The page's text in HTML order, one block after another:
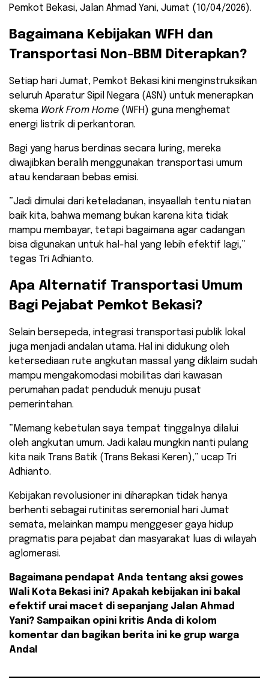
Pemkot Bekasi, Jalan Ahmad Yani, Jumat (10/04/2026).
​Bagaimana Kebijakan WFH dan
Transportasi Non-BBM Diterapkan?
​Setiap hari Jumat, Pemkot Bekasi kini menginstruksikan
seluruh Aparatur Sipil Negara (ASN) untuk menerapkan
skema Work From Home (WFH) guna menghemat
energi listrik di perkantoran.
Bagi yang harus berdinas secara luring, mereka
diwajibkan beralih menggunakan transportasi umum
atau kendaraan bebas emisi.
​”Jadi dimulai dari keteladanan, insyaallah tentu niatan
baik kita, bahwa memang bukan karena kita tidak
mampu membayar, tetapi bagaimana agar cadangan
bisa digunakan untuk hal-hal yang lebih efektif lagi,”
tegas Tri Adhianto.
​Apa Alternatif Transportasi Umum
Bagi Pejabat Pemkot Bekasi?
​Selain bersepeda, integrasi transportasi publik lokal
juga menjadi andalan utama. Hal ini didukung oleh
ketersediaan rute angkutan massal yang diklaim sudah
mampu mengakomodasi mobilitas dari kawasan
perumahan padat penduduk menuju pusat
pemerintahan.
​”Memang kebetulan saya tempat tinggalnya dilalui
oleh angkutan umum. Jadi kalau mungkin nanti pulang
kita naik Trans Batik (Trans Bekasi Keren),” ucap Tri
Adhianto.
​Kebijakan revolusioner ini diharapkan tidak hanya
berhenti sebagai rutinitas seremonial hari Jumat
semata, melainkan mampu menggeser gaya hidup
pragmatis para pejabat dan masyarakat luas di wilayah
aglomerasi.
Bagaimana pendapat Anda tentang aksi gowes
Wali Kota Bekasi ini? Apakah kebijakan ini bakal
efektif urai macet di sepanjang Jalan Ahmad
Yani? Sampaikan opini kritis Anda di kolom
komentar dan bagikan berita ini ke grup warga
Anda!